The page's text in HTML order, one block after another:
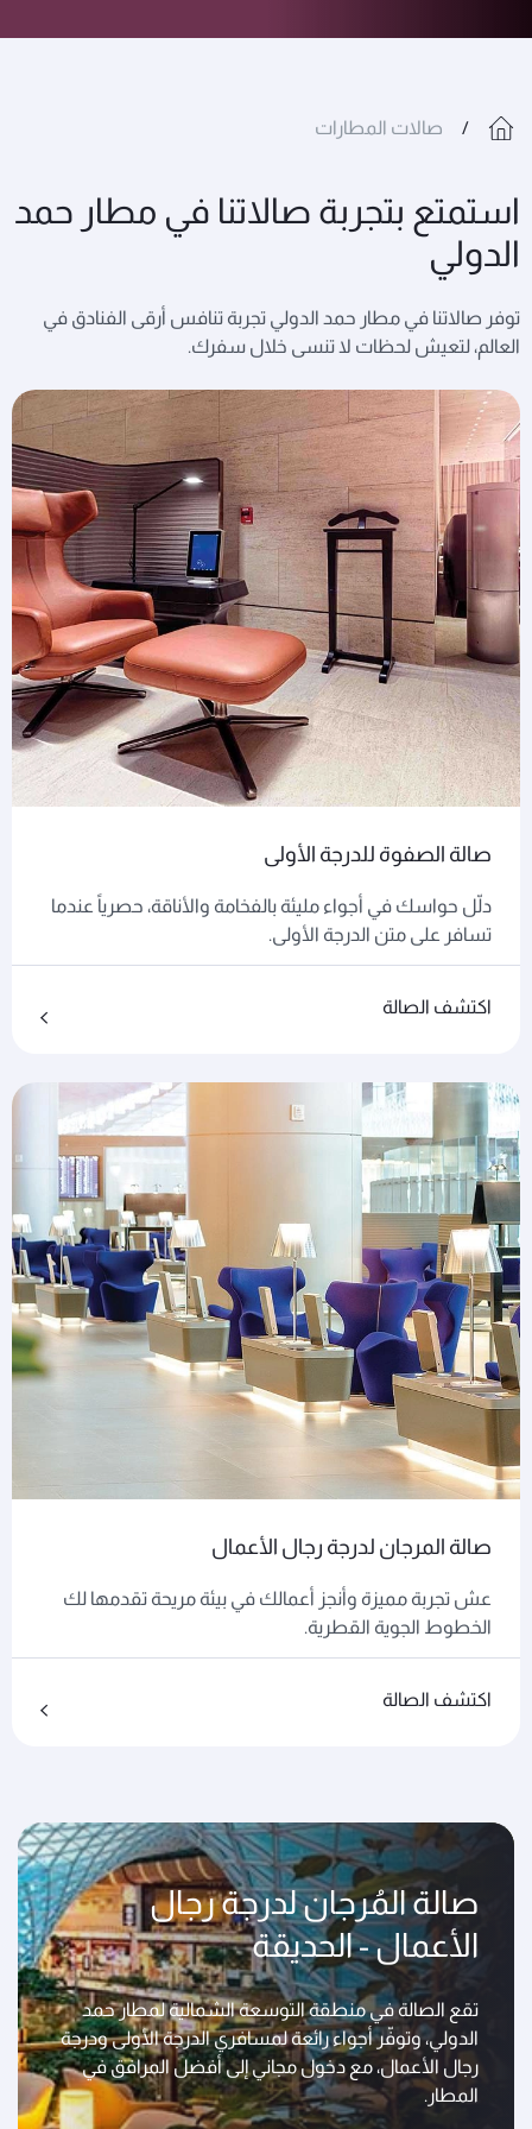
صالات المطارات
استمتع بتجربة صالاتنا في مطار حمد
الدولي
توفر صالاتنا في مطار حمد الدولي تجربة تنافس أرقى الفنادق في
العالم، لتعيش لحظات لا تنسى خلال سفرك.
صالة الصفوة للدرجة الأولى
دلّل حواسك في أجواء مليئة بالفخامة والأناقة، حصرياً عندما
تسافر على متن الدرجة الأولى.
اكتشف الصالة
صالة المرجان لدرجة رجال الأعمال
عش تجربة مميزة وأنجز أعمالك في بيئة مريحة تقدمها لك
الخطوط الجوية القطرية.
اكتشف الصالة
صالة المُرجان لدرجة رجال
الأعمال - الحديقة
تقع الصالة في منطقة التوسعة الشمالية لمطار حمد
الدولي، وتوفّر أجواء رائعة لمسافري الدرجة الأولى ودرجة
رجال الأعمال، مع دخول مجاني إلى أفضل المرافق في
المطار.